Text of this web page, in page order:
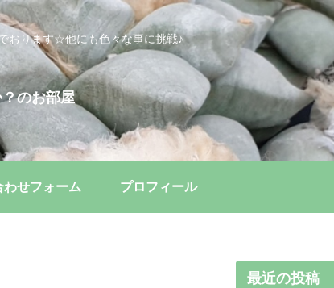
おります☆他にも色々な事に挑戦♪
のお部屋
わせフォーム プロフィール
最近の投稿